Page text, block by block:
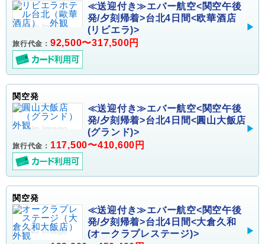
≪送迎付き≫エバー航空<関空午後
発/夕刻帰着>台北4日間<欧華酒店
(リビエラ)>
旅行代金： 92,500〜317,500円
関空発
≪送迎付き≫エバー航空<関空午後
発/夕刻帰着>台北4日間<圓山大飯店
(グランド)>
旅行代金： 117,500〜410,600円
関空発
≪送迎付き≫エバー航空<関空午後
発/夕刻帰着>台北4日間<大倉久和
(オークラプレステージ)>